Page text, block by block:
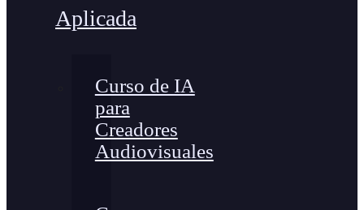
Aplicada
Curso de IA
para
Creadores
Audiovisuales